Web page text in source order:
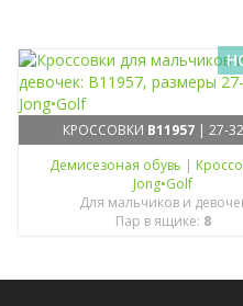
КРОССОВКИ B11957| 27-
Демисезоная обувь |
Jong•Golf
Для мальчиков и
Пар в ящике: 8